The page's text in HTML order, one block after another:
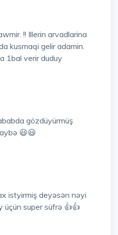
!! Illerin arvadlarina
kusmaqi gelir adamin.
1bal verir duduy
gözdüyürmüş
😃😃
istyirmiş deyəsən nəyi
üçün super süfrə 👍👍